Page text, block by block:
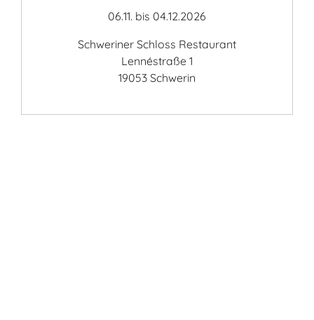
06.11. bis 04.12.2026
Schweriner Schloss Restaurant
Lennéstraße 1
19053 Schwerin